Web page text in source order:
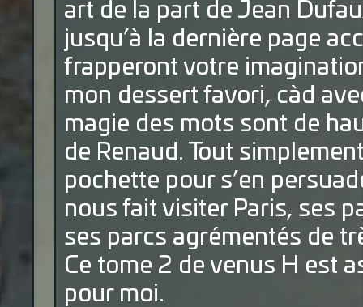
art de la part de Jean
jusqu’à la dernière page
frapperont votre
mon dessert favori, càd
magie des mots sont de
de Renaud. Tout
pochette pour s’en
nous fait visiter Paris, ses
ses parcs agrémentés de
Ce tome 2 de venus H est
pour moi.